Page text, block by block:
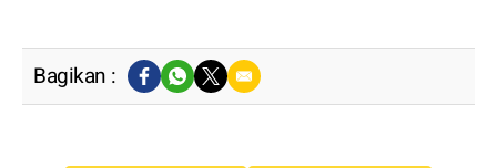
Bagikan :